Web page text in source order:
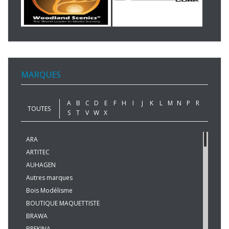
MARQUES
TOUTES
A B C D E F H I J K L M N P
R
S
T V W X
ARA
ARTITEC
AUHAGEN
Autres marques
Bois Modélisme
BOUTIQUE MAQUETTISTE
BRAWA